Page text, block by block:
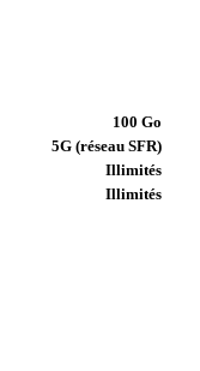
100 Go
5G (réseau SFR)
Illimités
Illimités